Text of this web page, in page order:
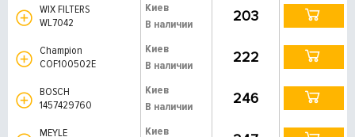
WIX FILTERS
WL7042
Киев
В наличии
203
Champion
COF100502E
Киев
В наличии
222
BOSCH
1457429760
Киев
В наличии
246
MEYLE
Киев